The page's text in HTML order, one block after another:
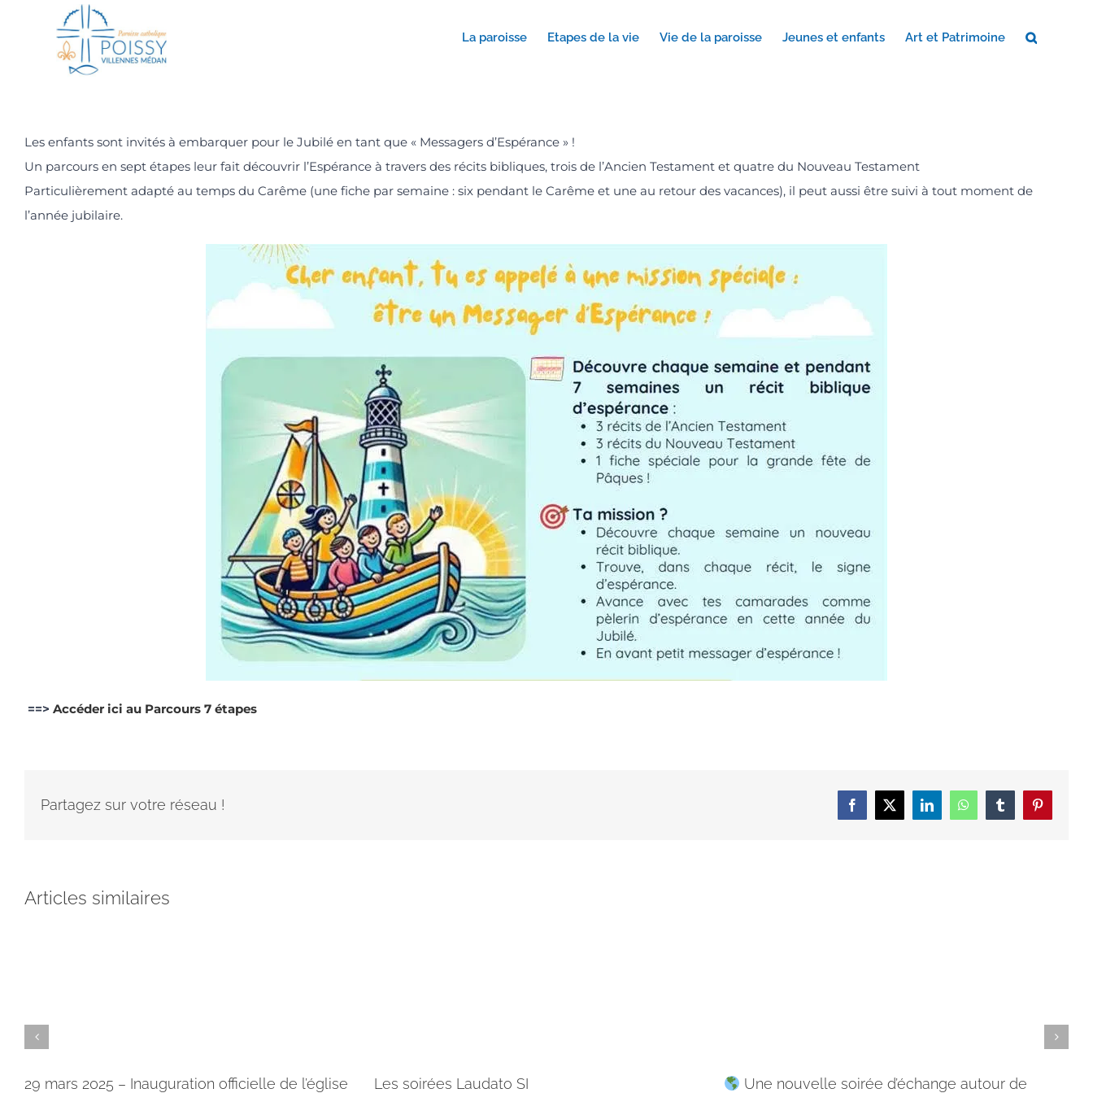
La paroisse Etapes de la vie Vie de la paroisse Jeunes et enfants Art et Patrimoine
Les enfants sont invités à embarquer pour le Jubilé en tant que « Messagers d’Espérance » !
Un parcours en sept étapes leur fait découvrir l’Espérance à travers des récits bibliques, trois de l’Ancien Testament et quatre du Nouveau Testament
Particulièrement adapté au temps du Carême (une fiche par semaine : six pendant le Carême et une au retour des vacances), il peut aussi être suivi à tout moment de
l’année jubilaire.
==> Accéder ici au Parcours 7 étapes
Partagez sur votre réseau ! Facebook
X LinkedInWhatsAppTumblrPinterest
Articles similaires
29 mars 2025 – Inauguration officielle de l’église
Les soirées Laudato SI
Une nouvelle soirée d’échange autour de